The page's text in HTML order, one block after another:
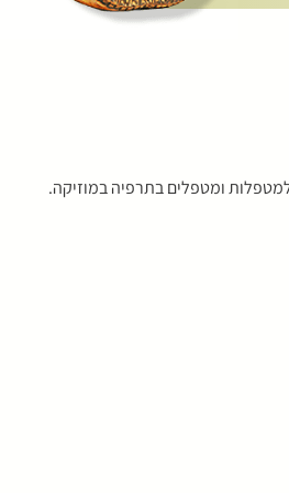
ומטפלים בתרפיה במוזיקה.